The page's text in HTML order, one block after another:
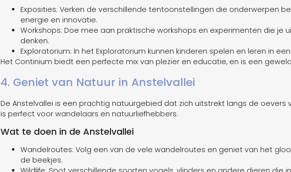
Exposities: Verken de verschillende tentoonstellingen die onderwerpen
energie en innovatie.
Workshops: Doe mee aan praktische workshops en experimenten die je
denken.
Exploratorium: In het Exploratorium kunnen kinderen spelen en leren in
Het Continium biedt een perfecte mix van plezier en educatie, en is een
4. Geniet van Natuur in Anstelvallei
De Anstelvallei is een prachtig natuurgebied dat zich uitstrekt langs de oevers
is perfect voor wandelaars en natuurliefhebbers.
Wat te doen in de Anstelvallei
Wandelroutes: Volg een van de vele wandelroutes en geniet van het
de beekjes.